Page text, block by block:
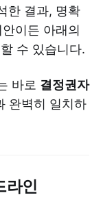
한 결과, 명확
이든 아래의
수 있습니다.
바로 결정권자
완벽히 일치하
라인